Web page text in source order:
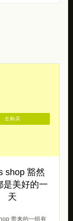
shop 豁然
是美好的一
天
带来的一组有
去购买